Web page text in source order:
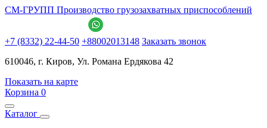
СМ-ГРУПП Производство грузозахватных приспособлений
+7 (8332) 22-44-50 +88002013148 Заказать звонок
610046, г. Киров, Ул. Романа Ердякова 42
Показать на карте
Корзина 0
Каталог